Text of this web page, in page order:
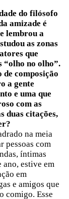
do filósofo
amizade é
lembrou a
as zonas
que
“olho no olho”.
de composição
a gente
e uma que
com as
duas citações,
na meia
pessoas com
íntimas
estive em
em
e amigos que
comigo. Esse